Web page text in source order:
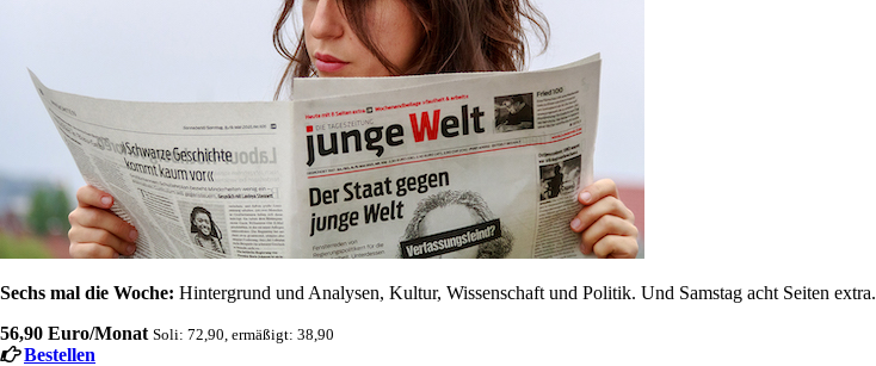
Sechs mal die Woche: Hintergrund und Analysen, Kultur, Wissenschaft und Politik. Und Samstag acht Seiten extra.
56,90 Euro/Monat Soli: 72,90, ermäßigt: 38,90
Bestellen